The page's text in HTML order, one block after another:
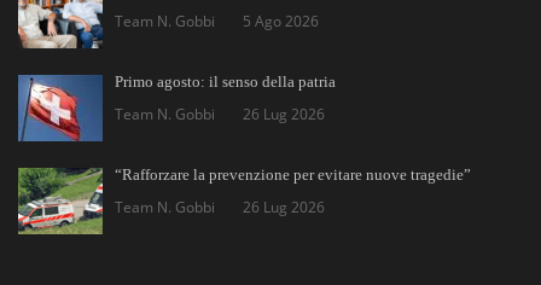
Team N. Gobbi 5 Ago 2026
Primo agosto: il senso della patria
Team N. Gobbi 26 Lug 2026
“Rafforzare la prevenzione per evitare nuove tragedie”
Team N. Gobbi 26 Lug 2026